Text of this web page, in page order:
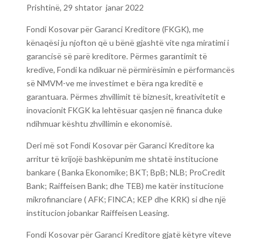
Prishtinë, 29 shtator janar 2022
Fondi Kosovar për Garanci Kreditore (FKGK), me
kënaqësi ju njofton që u bënë gjashtë vite nga miratimi i
garancisë së parë kreditore. Përmes garantimit të
kredive, Fondi ka ndikuar në përmirësimin e përformancës
së NMVM-ve me investimet e bëra nga kreditë e
garantuara. Përmes zhvillimit të biznesit, kreativitetit e
inovacionit FKGK ka lehtësuar qasjen në financa duke
ndihmuar kështu zhvillimin e ekonomisë.
Deri më sot Fondi Kosovar për Garanci Kreditore ka
arritur të krijojë bashkëpunim me shtatë institucione
bankare ( Banka Ekonomike; BKT; BpB; NLB; ProCredit
Bank; Raiffeisen Bank; dhe TEB) me katër institucione
mikrofinanciare ( AFK; FINCA; KEP dhe KRK) si dhe një
institucion jobankar Raiffeisen Leasing.
Fondi Kosovar për Garanci Kreditore gjatë këtyre viteve